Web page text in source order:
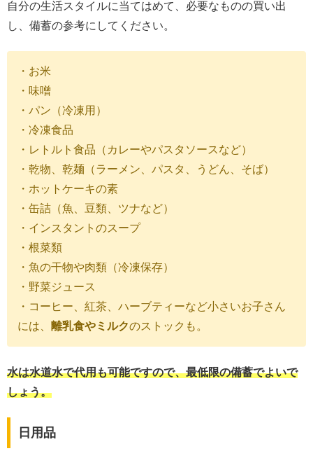
自分の生活スタイルに当てはめて、必要なものの買い出
し、備蓄の参考にしてください。
・お米
・味噌
・パン（冷凍用）
・冷凍食品
・レトルト食品（カレーやパスタソースなど）
・乾物、乾麺（ラーメン、パスタ、うどん、そば）
・ホットケーキの素
・缶詰（魚、豆類、ツナなど）
・インスタントのスープ
・根菜類
・魚の干物や肉類（冷凍保存）
・野菜ジュース
・コーヒー、紅茶、ハーブティーなど小さいお子さん
には、 離乳食やミルクのストックも。
水は水道水で代用も可能ですので、最低限の備蓄でよいで
しょう。
日用品